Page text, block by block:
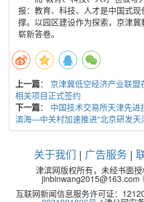
报：教育、科技、人才是中国式
撑。以园区建设作为探索，京津
崭新答卷。
上一篇： 京津冀低空经济产业联
相关项目正式签约
下一篇： 中国技术交易所天津先
滨海—中关村加速推进“北京研发天
关于我们 | 广告服务 |
津滨网版权所有，未经书面授
jinbinwang2015@163.com
互联网新闻信息服务许可证：